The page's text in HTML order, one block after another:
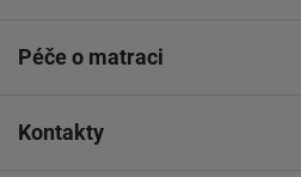
Péče o matraci
Kontakty